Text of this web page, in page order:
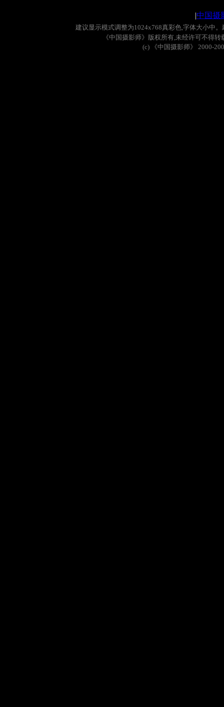
|中国摄
建议显示模式调整为1024x768真彩色,字体大小中。
《中国摄影师》版权所有,未经许可不得转
(c)
《中国摄影师》 2000-200